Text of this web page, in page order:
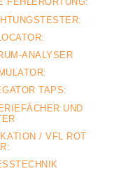
ANALYSER
TAPS:
UND
/ VFL ROT